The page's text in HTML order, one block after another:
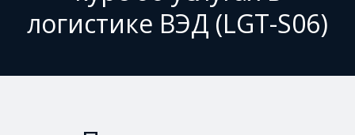
логистике ВЭД (LGT-S06)